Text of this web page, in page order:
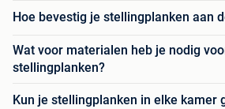
Hoe bevestig je stellingplanken aan
Wat voor materialen heb je nodig
stellingplanken?
Kun je stellingplanken in elke kamer